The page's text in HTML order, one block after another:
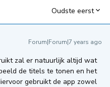
Oudste eerst
Forum|Forum|7 years ago
zal er natuurlijk altijd wat
de titels te tonen en het
gebruikt de app zowel